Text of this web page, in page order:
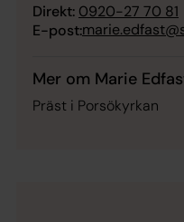
Direkt: 0920-27 70 81
E-post:
Mer om Marie
Präst i Porsökyrkan